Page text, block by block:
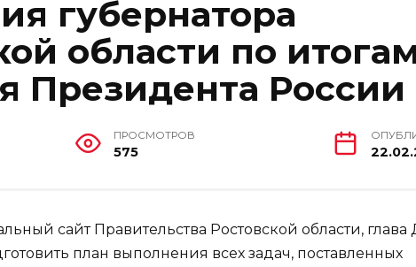
губернатора
области по итогам
Президента России
ПРОСМОТРОВ
575
сайт Правительства Ростовской области, глава
план выполнения всех задач, поставленных